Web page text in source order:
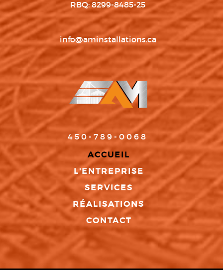
RBQ: 8299-8485-25
info@aminstallations.ca
450-789-0068
ACCUEIL
L'ENTREPRISE
SERVICES
RÉALISATIONS
CONTACT